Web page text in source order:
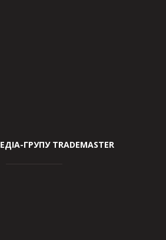
ГРУПУ TRADEMASTER